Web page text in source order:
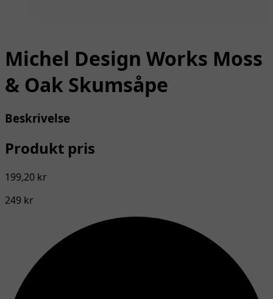
Michel Design Works Moss
& Oak Skumsåpe
Beskrivelse
Produkt pris
199,20 kr
249 kr